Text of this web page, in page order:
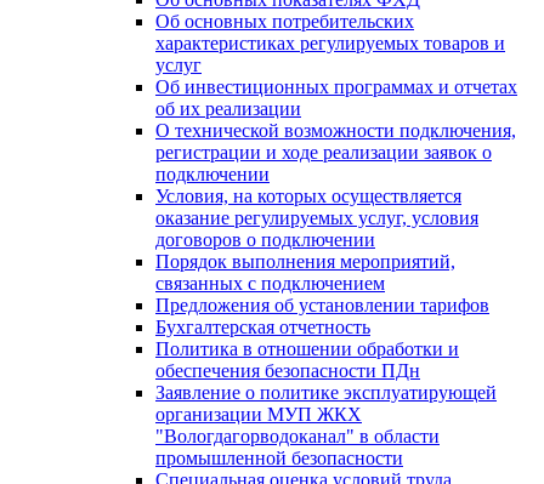
Об основных потребительских
характеристиках регулируемых товаров и
услуг
Об инвестиционных программах и отчетах
об их реализации
О технической возможности подключения,
регистрации и ходе реализации заявок о
подключении
Условия, на которых осуществляется
оказание регулируемых услуг, условия
договоров о подключении
Порядок выполнения мероприятий,
связанных с подключением
Предложения об установлении тарифов
Бухгалтерская отчетность
Политика в отношении обработки и
обеспечения безопасности ПДн
Заявление о политике эксплуатирующей
организации МУП ЖКХ
"Вологдагорводоканал" в области
промышленной безопасности
Специальная оценка условий труда